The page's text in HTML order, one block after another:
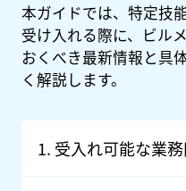
本ガイドでは、特定技
受け入れる際に、ビル
おくべき最新情報と具
く解説します。
1. 受入れ可能な業